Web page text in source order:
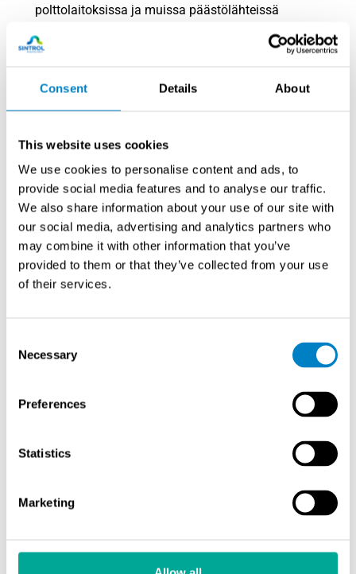
Consent Details About
This website uses cookies
We use cookies to personalise content and ads, to
provide social media features and to analyse our traffic.
We also share information about your use of our site with
our social media, advertising and analytics partners who
may combine it with other information that you’ve
provided to them or that they’ve collected from your use
of their services.
Selection
Necessary
Preferences
Statistics
Marketing
polttolaitoksissa ja muissa päästölähteissä
Toimintaperiaate
Järjestelmä koostuu kahdesta yksiköstä:
näytteenottoyksikkö asennetaan suoraan piippuun ja
turvalliseen paikkaan. Näytteenotto tapahtuu
automaattisesti jopa 30 päivän ajan ilman käyttäjän
läsnäoloa. Materiaalivalinnat (lasi ja titaani) estävät
kontaminaation ja varmistavat näytteen koostumuksen
säilymisen.
Asiakashyödyt
Etäohjattavuus
: Järjestelmä täysin hallittavissa
Luotettavuus ja laajennettavuus
: Yksi ohjausyksikkö
vaatimukset
Yhteystiedot